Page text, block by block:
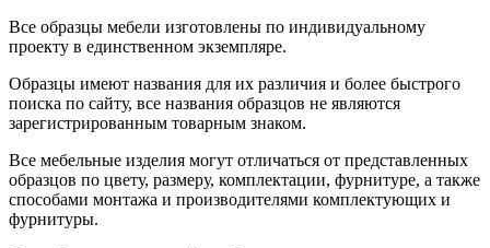
Все образцы мебели изготовлены по индивидуальному
проекту в единственном экземпляре.
Образцы имеют названия для их различия и более быстрого
поиска по сайту, все названия образцов не являются
зарегистрированным товарным знаком.
Все мебельные изделия могут отличаться от представленных
образцов по цвету, размеру, комплектации, фурнитуре, а также
способами монтажа и производителями комплектующих и
фурнитуры.